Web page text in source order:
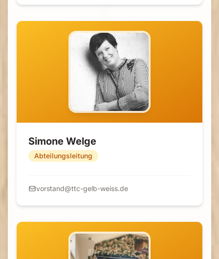
Simone Welge
Abteilungsleitung
vorstand@ttc-gelb-weiss.de